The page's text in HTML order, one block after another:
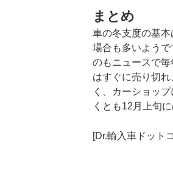
まとめ
車の冬支度の基
場合も多いよう
のもニュースで
はすぐに売り切
く、カーショッ
くとも12月上旬
[Dr.輸入車ドット